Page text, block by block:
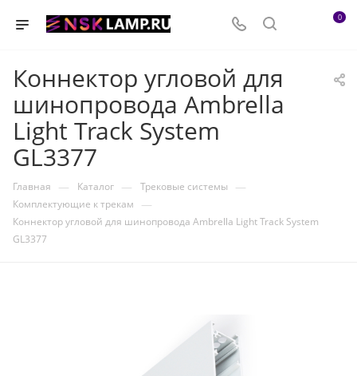
0
Коннектор угловой для
шинопровода Ambrella
Light Track System
GL3377
Главная — Каталог — Трековые системы —
Комплектующие к трекам —
Коннектор угловой для шинопровода Ambrella Light Track System
GL3377